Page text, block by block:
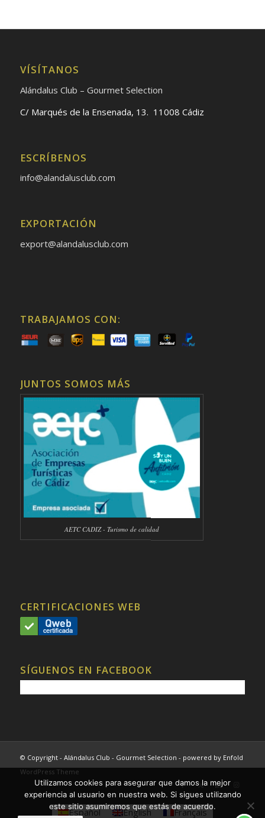
VÍSÍTANOS
Alándalus Club – Gourmet Selection
C/ Marqués de la Ensenada, 13. 11008 Cádiz
ESCRÍBENOS
info@alandalusclub.com
EXPORTACIÓN
export@alandalusclub.com
TRABAJAMOS CON:
JUNTOS SOMOS MÁS
AETC CADIZ - Turismo de calidad
CERTIFICACIONES WEB
SÍGUENOS EN FACEBOOK
© Copyright - Alándalus Club - Gourmet Selection - powered by Enfold
WordPress Theme
Español English Français
Utilizamos cookies para asegurar que damos la mejor
experiencia al usuario en nuestra web. Si sigues utilizando
este sitio asumiremos que estás de acuerdo.